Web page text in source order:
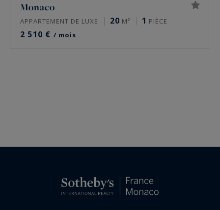
Monaco
APPARTEMENT DE LUXE 20 M² 1 PIÈCE
2 510 € / mois